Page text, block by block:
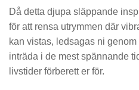
Då detta djupa släppande
för att rensa utrymmen där
kan vistas, ledsagas ni
inträda i de mest spännande
livstider förberett er för.